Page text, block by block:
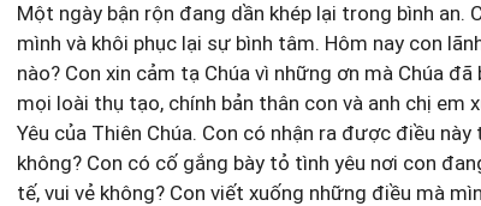
Một ngày bận rộn đang dần khép lại trong bình an.
mình và khôi phục lại sự bình tâm. Hôm nay con
nào? Con xin cảm tạ Chúa vì những ơn mà Chúa
mọi loài thụ tạo, chính bản thân con và anh chị em
Yêu của Thiên Chúa. Con có nhận ra được điều
không? Con có cố gắng bày tỏ tình yêu nơi con
tế, vui vẻ không? Con viết xuống những điều mà